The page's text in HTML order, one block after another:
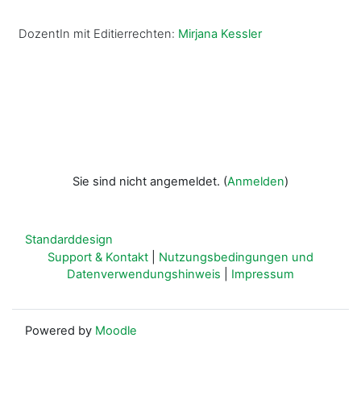
DozentIn mit Editierrechten: Mirjana Kessler
Sie sind nicht angemeldet. (Anmelden)
Standarddesign
Support & Kontakt
Nutzungsbedingungen und
Datenverwendungshinweis
Impressum
Powered by Moodle